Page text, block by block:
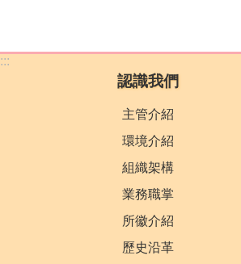
:::
認識我們
主管介紹
環境介紹
組織架構
業務職掌
所徽介紹
歷史沿革